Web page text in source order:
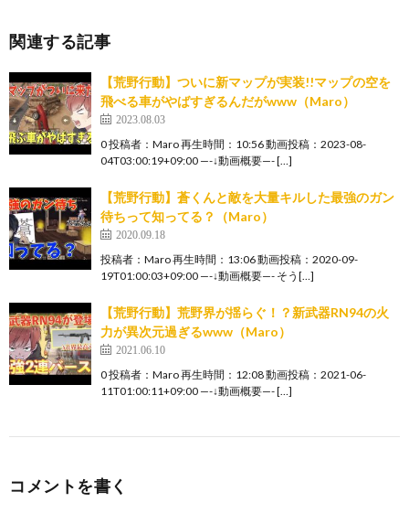
関連する記事
【荒野行動】ついに新マップが実装!!マップの空を
飛べる車がやばすぎるんだがwww（Maro）
2023.08.03
0 投稿者：Maro 再生時間：10:56 動画投稿：2023-08-
04T03:00:19+09:00 —-↓動画概要—- […]
【荒野行動】蒼くんと敵を大量キルした最強のガン
待ちって知ってる？（Maro）
2020.09.18
投稿者：Maro 再生時間：13:06 動画投稿：2020-09-
19T01:00:03+09:00 —-↓動画概要—- そう[…]
【荒野行動】荒野界が揺らぐ！？新武器RN94の火
力が異次元過ぎるwww（Maro）
2021.06.10
0 投稿者：Maro 再生時間：12:08 動画投稿：2021-06-
11T01:00:11+09:00 —-↓動画概要—- […]
コメントを書く